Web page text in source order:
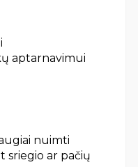
aptarnavimui
nuimti
sriegio ar pačių